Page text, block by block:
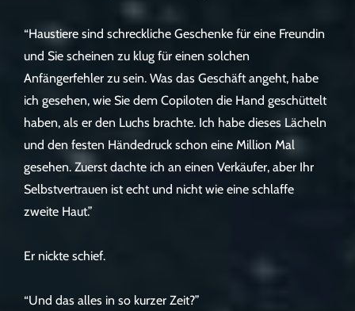
“Haustiere sind schreckliche Geschenke für eine Freundin
und Sie scheinen zu klug für einen solchen
Anfängerfehler zu sein. Was das Geschäft angeht, habe
ich gesehen, wie Sie dem Copiloten die Hand geschüttelt
haben, als er den Luchs brachte. Ich habe dieses Lächeln
und den festen Händedruck schon eine Million Mal
gesehen. Zuerst dachte ich an einen Verkäufer, aber Ihr
Selbstvertrauen ist echt und nicht wie eine schlaffe
zweite Haut.”
Er nickte schief.
“Und das alles in so kurzer Zeit?”